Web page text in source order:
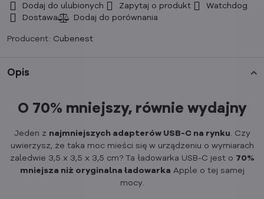
Dodaj do ulubionych Zapytaj o produkt
Watchdog
Dostawa
Producent: Cubenest
Opis
O 70% mniejszy, równie wydajny
Jeden z najmniejszych adapterów USB-C na rynku. Czy
uwierzysz, że taka moc mieści się w urządzeniu o wymiarach
zaledwie 3,5 x 3,5 x 3,5 cm? Ta ładowarka USB-C jest o 70%
mniejsza niż oryginalna ładowarka Apple o tej samej
mocy.